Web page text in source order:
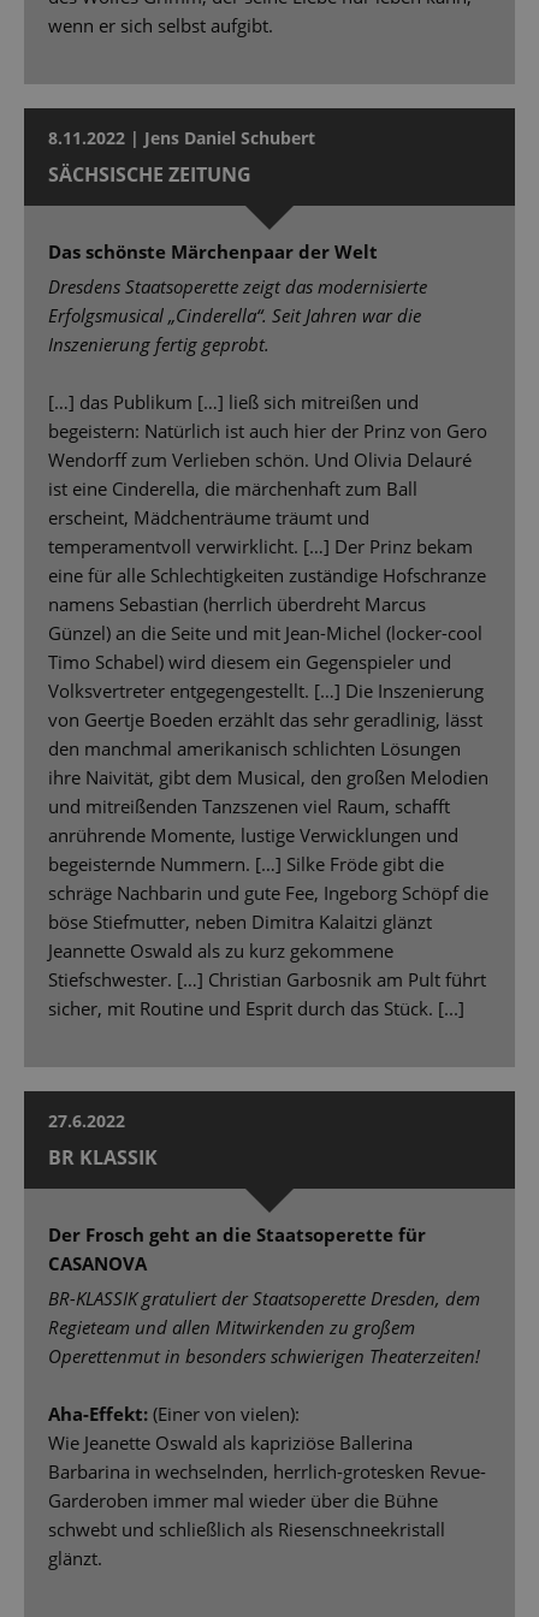
wenn er sich selbst aufgibt.
8.11.2022 | Jens Daniel Schubert
SÄCHSISCHE ZEITUNG
Das schönste Märchenpaar der Welt
Dresdens Staatsoperette zeigt das modernisierte
Erfolgsmusical „Cinderella“. Seit Jahren war die
Inszenierung fertig geprobt.
[…] das Publikum […] ließ sich mitreißen und
begeistern: Natürlich ist auch hier der Prinz von Gero
Wendorff zum Verlieben schön. Und Olivia Delauré
ist eine Cinderella, die märchenhaft zum Ball
erscheint, Mädchenträume träumt und
temperamentvoll verwirklicht. […] Der Prinz bekam
eine für alle Schlechtigkeiten zuständige Hofschranze
namens Sebastian (herrlich überdreht Marcus
Günzel) an die Seite und mit Jean-Michel (locker-cool
Timo Schabel) wird diesem ein Gegenspieler und
Volksvertreter entgegengestellt. […] Die Inszenierung
von Geertje Boeden erzählt das sehr geradlinig, lässt
den manchmal amerikanisch schlichten Lösungen
ihre Naivität, gibt dem Musical, den großen Melodien
und mitreißenden Tanzszenen viel Raum, schafft
anrührende Momente, lustige Verwicklungen und
begeisternde Nummern. […] Silke Fröde gibt die
schräge Nachbarin und gute Fee, Ingeborg Schöpf die
böse Stiefmutter, neben Dimitra Kalaitzi glänzt
Jeannette Oswald als zu kurz gekommene
Stiefschwester. […] Christian Garbosnik am Pult führt
sicher, mit Routine und Esprit durch das Stück. [...]
27.6.2022
BR KLASSIK
Der Frosch geht an die Staatsoperette für
CASANOVA
BR-KLASSIK gratuliert der Staatsoperette Dresden, dem
Regieteam und allen Mitwirkenden zu großem
Operettenmut in besonders schwierigen Theaterzeiten!
Aha-Effekt: (Einer von vielen):
Wie Jeanette Oswald als kapriziöse Ballerina
Barbarina in wechselnden, herrlich-grotesken Revue-
Garderoben immer mal wieder über die Bühne
schwebt und schließlich als Riesenschneekristall
glänzt.